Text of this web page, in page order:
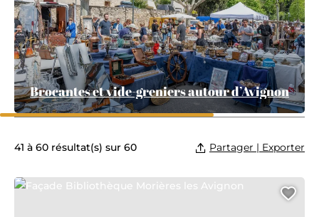
Brocantes et vide-greniers autour d’Avignon
41 à 60 résultat(s) sur 60 Partager | Exporter
Façade Bibliothèque Morières les Avignon